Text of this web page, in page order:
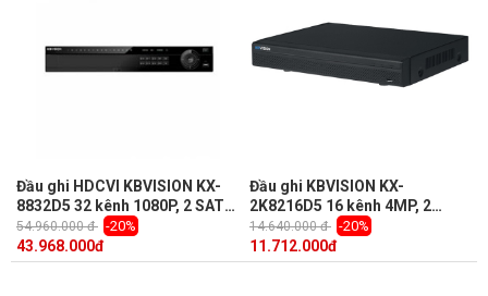
Đầu ghi HDCVI KBVISION KX-
8832D5 32 kênh 1080P, 2 SATA,
HDMI,VGA
54.960.000 đ -20%
43.968.000đ
Đầu ghi KBVISION KX-
2K8216D5 16 kênh 4MP, 2
SATA, HDMI/VGA, Audio 1/1,
H.264+, add 4 camera IP
14.640.000 đ -20%
11.712.000đ